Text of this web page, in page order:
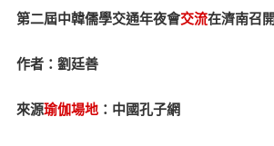
第二屆中韓儒學交通年夜會交流在濟南召
作者：劉廷善
來源瑜伽場地：中國孔子網